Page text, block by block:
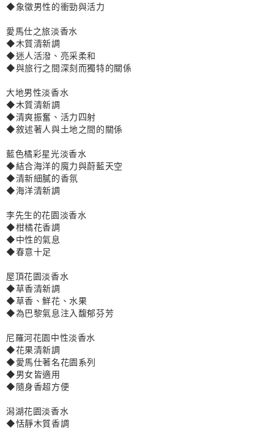
◆象徵男性的衝勁與活力
愛馬仕之旅淡香水
◆木質清新調
◆迷人活潑、亮采柔和
◆與旅行之間深刻而獨特的關係
大地男性淡香水
◆木質清新調
◆清爽振奮、活力四射
◆敘述著人與土地之間的關係
藍色橘彩星光淡香水
◆結合海洋的魔力與蔚藍天空
◆清新細膩的香氛
◆海洋清新調
李先生的花園淡香水
◆柑橘花香調
◆中性的氣息
◆春意十足
屋頂花園淡香水
◆草香清新調
◆草香、鮮花、水果
◆為巴黎氣息注入馥郁芬芳
尼羅河花園中性淡香水
◆花果清新調
◆愛馬仕著名花園系列
◆男女皆適用
◆隨身香超方便
潟湖花園淡香水
◆恬靜木質香調